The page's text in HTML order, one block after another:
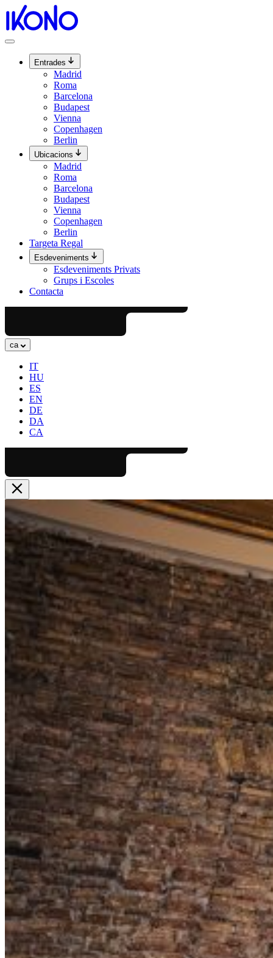
Vés
contingut
Entrades
Madrid
Roma
Barcelona
Budapest
Vienna
Copenhagen
Berlin
Ubicacions
Madrid
Roma
Barcelona
Budapest
Vienna
Copenhagen
Berlin
Targeta Regal
Esdeveniments
Esdeveniments Privats
Grups i Escoles
Contacta
ca
IT
HU
ES
EN
DE
DA
CA